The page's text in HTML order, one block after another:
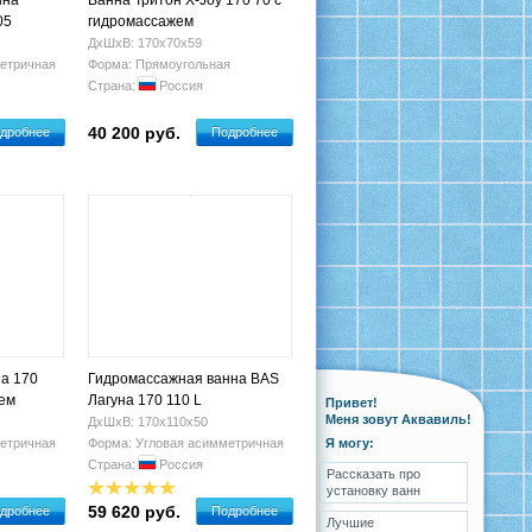
гидромассажем
ДхШхВ: 170х70х59
Форма: Прямоугольная
Страна:
Россия
40 200 руб. Подробнее
170
Гидромассажная ванна BAS
Лагуна 170 110 L
ДхШхВ: 170х110х50
Форма: Угловая асимметричная
Страна:
Россия
59 620 руб. Подробнее
Привет!
Меня зовут Аквавиль!
Я могу:
Рассказать про
установку ванн
Лучшие